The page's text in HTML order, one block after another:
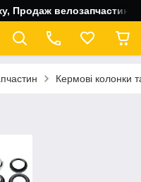
Продаж велозапчастин,
Кермові колонки